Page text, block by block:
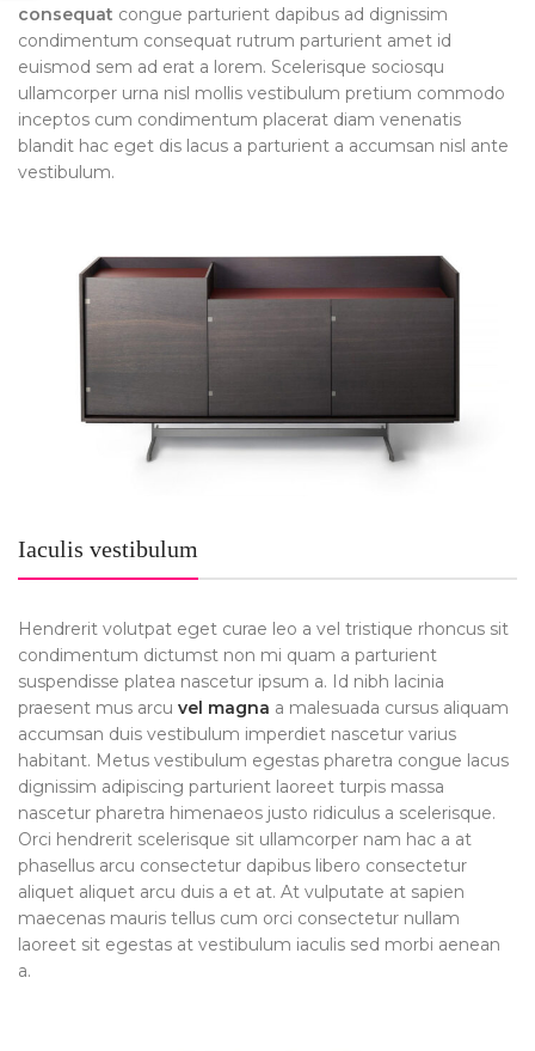
consequat congue parturient dapibus ad dignissim
condimentum consequat rutrum parturient amet id
euismod sem ad erat a lorem. Scelerisque sociosqu
ullamcorper urna nisl mollis vestibulum pretium commodo
inceptos cum condimentum placerat diam venenatis
blandit hac eget dis lacus a parturient a accumsan nisl ante
vestibulum.
Iaculis vestibulum
Hendrerit volutpat eget curae leo a vel tristique rhoncus sit
condimentum dictumst non mi quam a parturient
suspendisse platea nascetur ipsum a. Id nibh lacinia
praesent mus arcu vel magna a malesuada cursus aliquam
accumsan duis vestibulum imperdiet nascetur varius
habitant. Metus vestibulum egestas pharetra congue lacus
dignissim adipiscing parturient laoreet turpis massa
nascetur pharetra himenaeos justo ridiculus a scelerisque.
Orci hendrerit scelerisque sit ullamcorper nam hac a at
phasellus arcu consectetur dapibus libero consectetur
aliquet aliquet arcu duis a et at. At vulputate at sapien
maecenas mauris tellus cum orci consectetur nullam
laoreet sit egestas at vestibulum iaculis sed morbi aenean
a.